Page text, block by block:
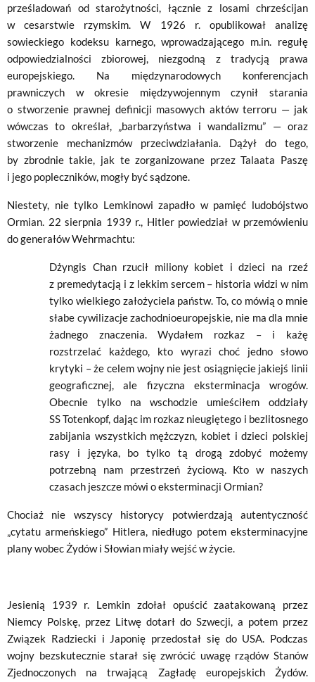
prześladowań od starożytności, łącznie z losami chrześcijan
w cesarstwie rzymskim. W 1926 r. opublikował analizę
sowieckiego kodeksu karnego, wprowadzającego m.in. regułę
odpowiedzialności zbiorowej, niezgodną z tradycją prawa
europejskiego. Na międzynarodowych konferencjach
prawniczych w okresie międzywojennym czynił starania
o stworzenie prawnej definicji masowych aktów terroru — jak
wówczas to określał, „barbarzyństwa i wandalizmu” — oraz
stworzenie mechanizmów przeciwdziałania. Dążył do tego,
by zbrodnie takie, jak te zorganizowane przez Talaata Paszę
i jego popleczników, mogły być sądzone.
Niestety, nie tylko Lemkinowi zapadło w pamięć ludobójstwo
Ormian. 22 sierpnia 1939 r., Hitler powiedział w przemówieniu
do generałów Wehrmachtu:
Dżyngis Chan rzucił miliony kobiet i dzieci na rzeź
z premedytacją i z lekkim sercem – historia widzi w nim
tylko wielkiego założyciela państw. To, co mówią o mnie
słabe cywilizacje zachodnioeuropejskie, nie ma dla mnie
żadnego znaczenia. Wydałem rozkaz – i każę
rozstrzelać każdego, kto wyrazi choć jedno słowo
krytyki – że celem wojny nie jest osiągnięcie jakiejś linii
geograficznej, ale fizyczna eksterminacja wrogów.
Obecnie tylko na wschodzie umieściłem oddziały
SS Totenkopf, dając im rozkaz nieugiętego i bezlitosnego
zabijania wszystkich mężczyzn, kobiet i dzieci polskiej
rasy i języka, bo tylko tą drogą zdobyć możemy
potrzebną nam przestrzeń życiową. Kto w naszych
czasach jeszcze mówi o eksterminacji Ormian?
Chociaż nie wszyscy historycy potwierdzają autentyczność
„cytatu armeńskiego” Hitlera, niedługo potem eksterminacyjne
plany wobec Żydów i Słowian miały wejść w życie.
Jesienią 1939 r. Lemkin zdołał opuścić zaatakowaną przez
Niemcy Polskę, przez Litwę dotarł do Szwecji, a potem przez
Związek Radziecki i Japonię przedostał się do USA. Podczas
wojny bezskutecznie starał się zwrócić uwagę rządów Stanów
Zjednoczonych na trwającą Zagładę europejskich Żydów.